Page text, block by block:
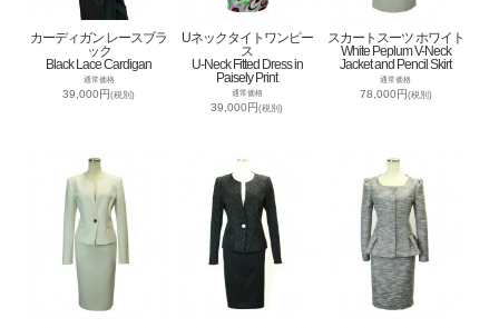
カーディガン レースブラ
ック
Black Lace Cardigan
通常価格
39,000円(税別)
Uネックタイトワンピー
ス
U-Neck Fitted Dress in
Paisely Print
通常価格
39,000円(税別)
スカートスーツ ホワイト
White Peplum V-Neck
Jacket and Pencil Skirt
通常価格
78,000円(税別)